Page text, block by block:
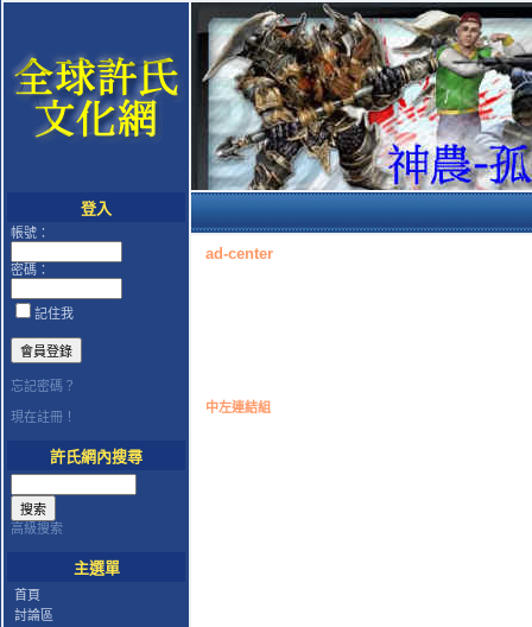
登入
帳號：
密碼：
記住我
忘記密碼？
現在註冊！
許氏網內搜尋
高級搜索
主選單
首頁
討論區
ad-center
中左連結組